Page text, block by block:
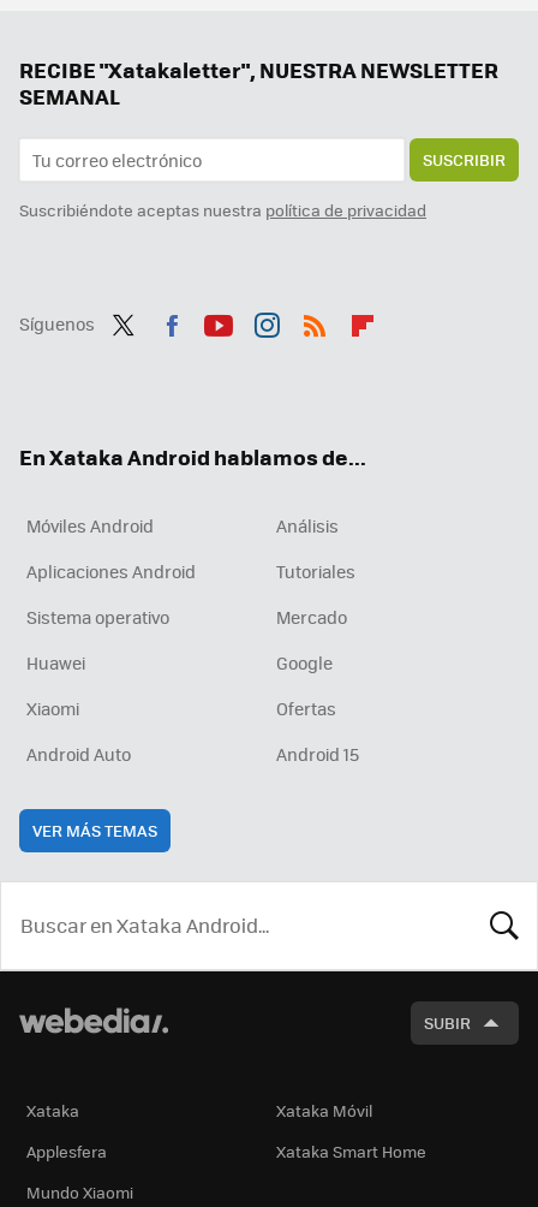
RECIBE "Xatakaletter", NUESTRA NEWSLETTER
SEMANAL
SUSCRIBIR
Suscribiéndote aceptas nuestra política de privacidad
Síguenos
En Xataka Android hablamos de...
Móviles Android
Análisis
Aplicaciones Android
Tutoriales
Sistema operativo
Mercado
Huawei
Google
Xiaomi
Ofertas
Android Auto
Android 15
VER MÁS TEMAS
SUBIR
Xataka
Xataka Móvil
Applesfera
Xataka Smart Home
Mundo Xiaomi